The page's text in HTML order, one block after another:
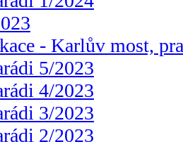
- Karlův most,
5/2023
4/2023
3/2023
2/2023